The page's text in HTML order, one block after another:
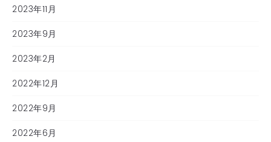
2023年11月
2023年9月
2023年2月
2022年12月
2022年9月
2022年6月